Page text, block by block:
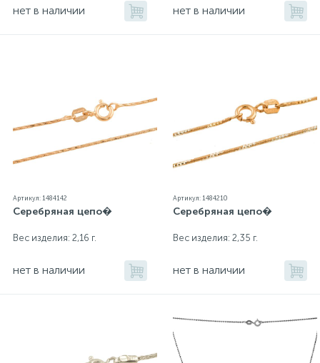
нет в наличии нет в наличии
Артикул: 1484142
Серебряная цепо�
Вес изделия: 2,16 г.
нет в наличии
Артикул: 1484210
Серебряная цепо�
Вес изделия: 2,35 г.
нет в наличии